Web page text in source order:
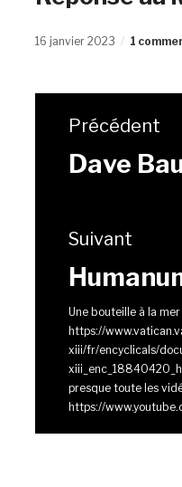
16 janvier 2023 1
Précédent
Suivant
Une bouteille à la mer
https://
xiii/fr/encyclicals/
presque toute les
https://